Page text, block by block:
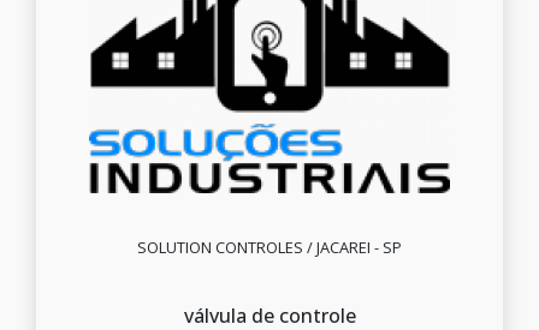
SOLUTION CONTROLES / JACAREI - SP
válvula de controle